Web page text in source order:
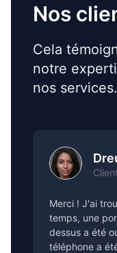
Nos
Cela
notre
nos services.
Merci ! J'ai
temps, une
dessus a été
téléphone a